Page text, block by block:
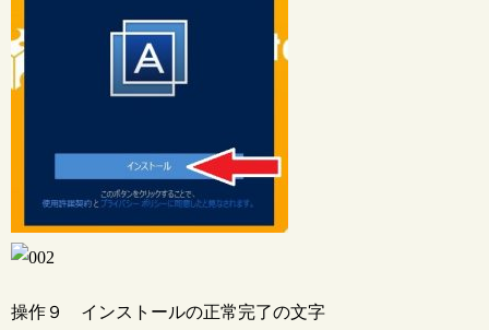
操作９ インストールの正常完了の文字